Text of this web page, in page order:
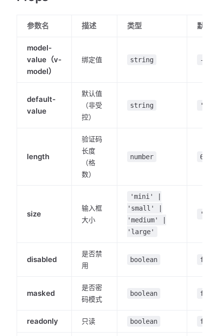
参数名 描述 类型 默认值
model-
value（v-
model）
绑定值 string -
default-
value
默认值
（非受
控）
string ''
length
验证码
长度
（格
数）
number 6
size
输入框
大小
'mini' |
'small' |
'medium' |
'large'
disabled
是否禁
用
boolean false
masked
是否密
码模式
boolean false
readonly 只读 boolean false